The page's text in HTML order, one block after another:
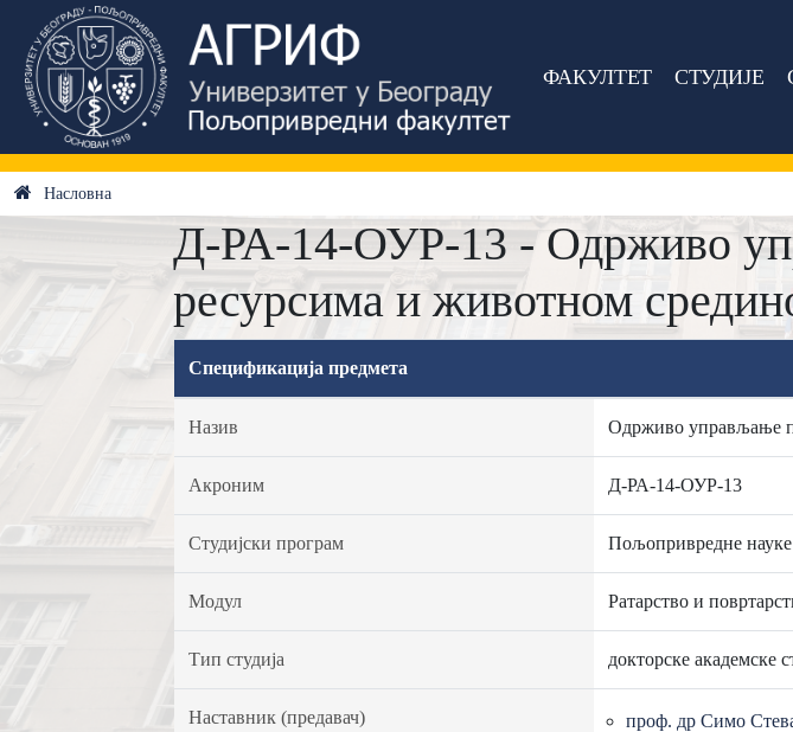
ФАКУЛТЕТ СТУДИЈЕ
Насловна
Д-РА-14-ОУР-13 - Одрживо
ресурсима и животном
Спецификација предмета
Назив Одрживо управљање
Акроним Д-РА-14-ОУР-13
Студијски програм Пољопривредне науке
Модул Ратарство и
Тип студија докторске академске
Наставник (предавач) проф. др Симо